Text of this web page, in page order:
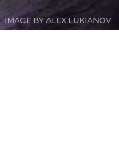
IMAGE BY ALEX LUKIANOV